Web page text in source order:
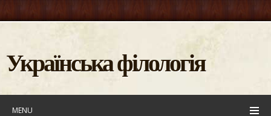
Українська філологія
MENU